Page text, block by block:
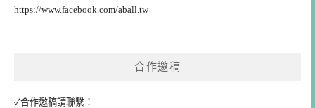
https://www.facebook.com/aball.tw
合作邀稿
✓合作邀稿請聯繫：